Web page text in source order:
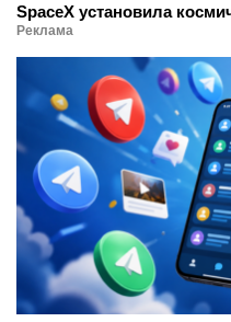
SpaceX установила
Реклама